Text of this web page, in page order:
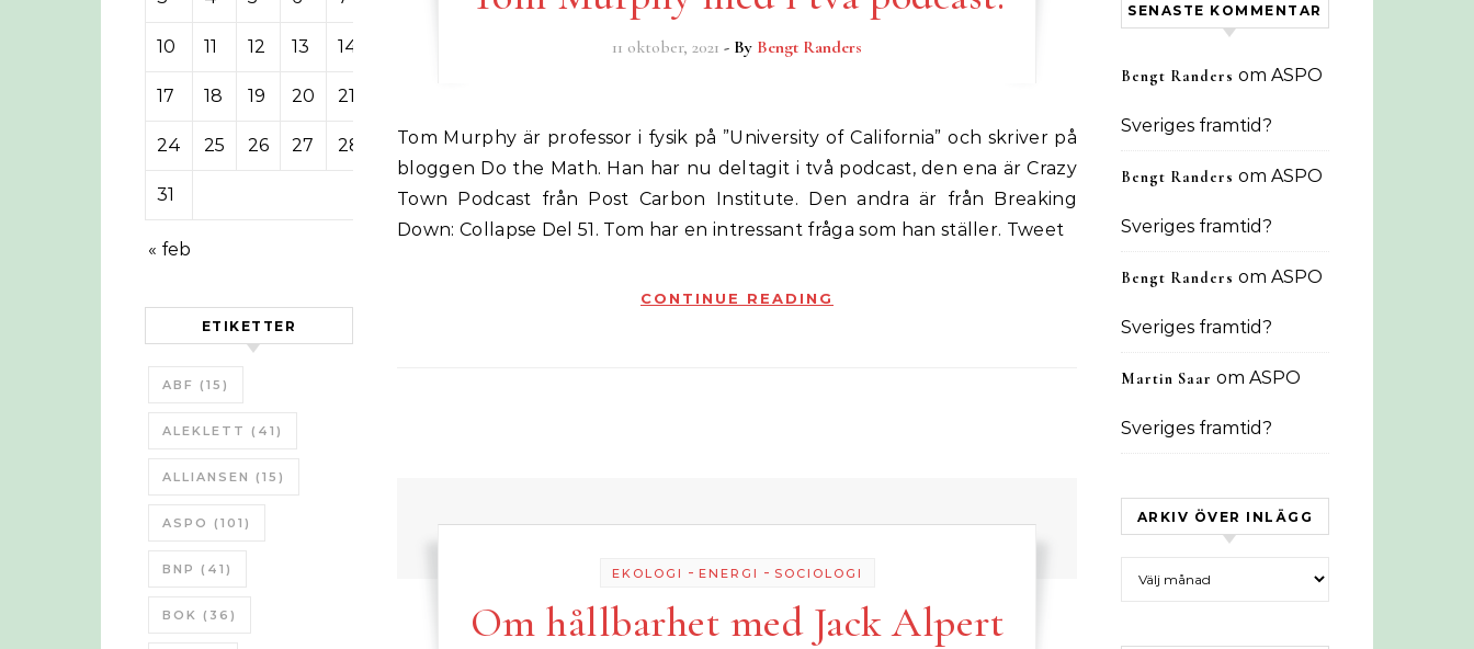
10 11 12 13 14
17 18 19 20 21
24 25 26 27 28 29 30
31
« feb
ETIKETTER
ABF (15)
ALEKLETT (41)
ALLIANSEN (15)
ASPO (101)
BNP (41)
BOK (36)
11 oktober, 2021 - By Bengt Randers
Tom Murphy är professor i fysik på ”University of California” och skriver på
bloggen Do the Math. Han har nu deltagit i två podcast, den ena är Crazy
Town Podcast från Post Carbon Institute. Den andra är från Breaking
Down: Collapse Del 51. Tom har en intressant fråga som han ställer. Tweet
CONTINUE READING
EKOLOGI - ENERGI - SOCIOLOGI
Om hållbarhet med Jack Alpert
SENASTE KOMMENTAR
Bengt Randers om ASPO
Sveriges framtid?
Bengt Randers om ASPO
Sveriges framtid?
Bengt Randers om ASPO
Sveriges framtid?
Martin Saar om ASPO
Sveriges framtid?
ARKIV ÖVER INLÄGG